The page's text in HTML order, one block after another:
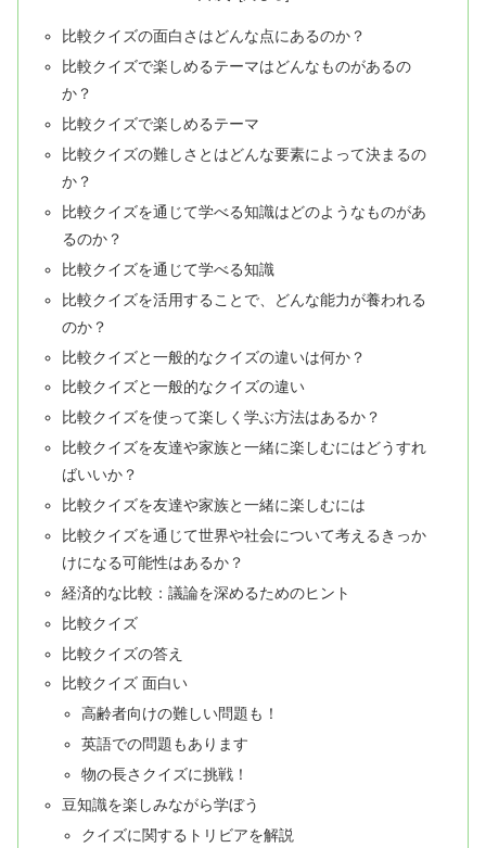
比較クイズの面白さはどんな点にあるのか？
比較クイズで楽しめるテーマはどんなものがあるの
か？
比較クイズで楽しめるテーマ
比較クイズの難しさとはどんな要素によって決まるの
か？
比較クイズを通じて学べる知識はどのようなものがあ
るのか？
比較クイズを通じて学べる知識
比較クイズを活用することで、どんな能力が養われる
のか？
比較クイズと一般的なクイズの違いは何か？
比較クイズと一般的なクイズの違い
比較クイズを使って楽しく学ぶ方法はあるか？
比較クイズを友達や家族と一緒に楽しむにはどうすれ
ばいいか？
比較クイズを友達や家族と一緒に楽しむには
比較クイズを通じて世界や社会について考えるきっか
けになる可能性はあるか？
経済的な比較：議論を深めるためのヒント
比較クイズ
比較クイズの答え
比較クイズ 面白い
高齢者向けの難しい問題も！
英語での問題もあります
物の長さクイズに挑戦！
豆知識を楽しみながら学ぼう
クイズに関するトリビアを解説